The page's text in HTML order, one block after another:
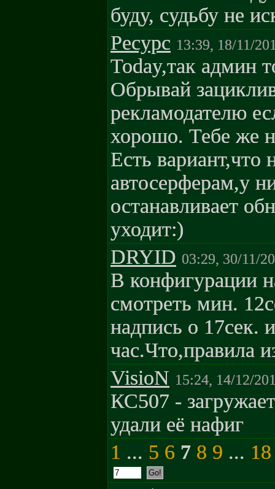
буду, судьбу не
Pecypc 13:39, 18/11/
Today,так админ
Обрывай
рекламодателю
хорошо. Тебе же
Есть вариант,что
автосерферам,у
останавливает
уходит:)
DRYID 03:29, 30/11/
В конфигурации
смотреть мин.
надпись о 17сек.
час.Что,правила
VisioN 15:24, 14/12/
КС507 -
удали её нафиг
1 ... 5 6 7 8 9 ... 18